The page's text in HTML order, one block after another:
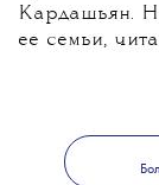
Кардашьян.
ее семьи,